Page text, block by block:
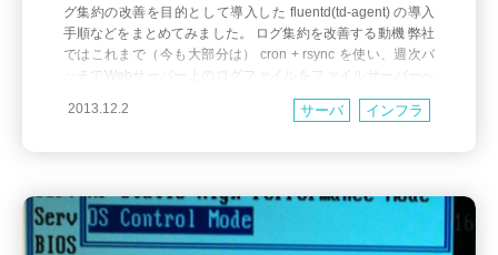
グ集約の改善を目的として導入した fluentd(td-agent) の導入
手順などをまとめてみました。 ログ集約を改善する動機 弊社
ではこれまで（今も大部分は） cron + rsync を使い、週次バ
ッチでWebサーバー上のログファイルをファイルサーバーへ
転送することで一応の集約をさせてきました。 （集約という
よりはバ
2013.12.2 インフラ
サーバ